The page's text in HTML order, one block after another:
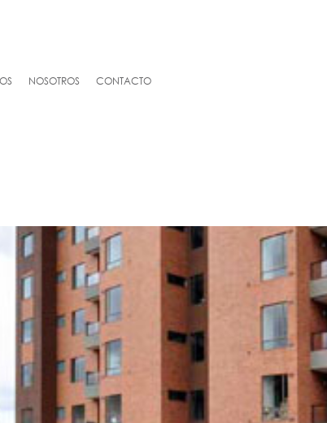
NOSOTROS CONTACTO